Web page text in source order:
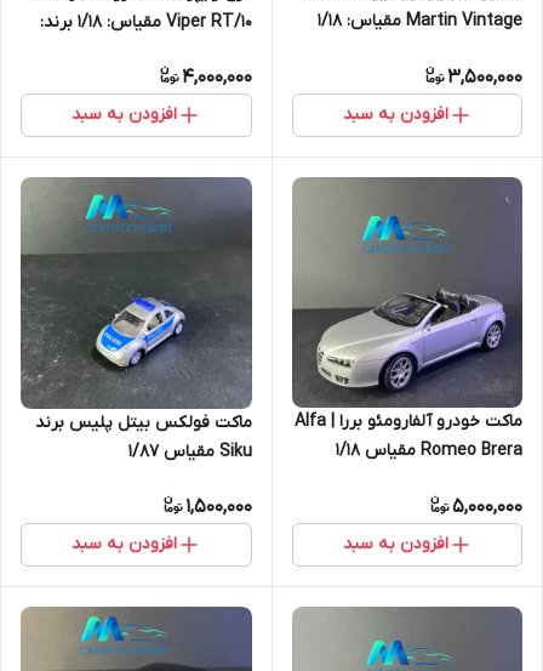
Martin Vintage مقیاس: ۱/۱۸
3,500,000
افزودن به سبد
Viper RT/10 مقیاس: ۱/۱۸ برند:
4,000,000
افزودن به سبد
ماکت خودرو آلفارومئو بررا | Alfa
Romeo Brera مقیاس ۱/۱۸
5,000,000
افزودن به سبد
ماکت فولکس بیتل پلیس برند
Siku مقیاس ۱/۸۷
1,500,000
افزودن به سبد